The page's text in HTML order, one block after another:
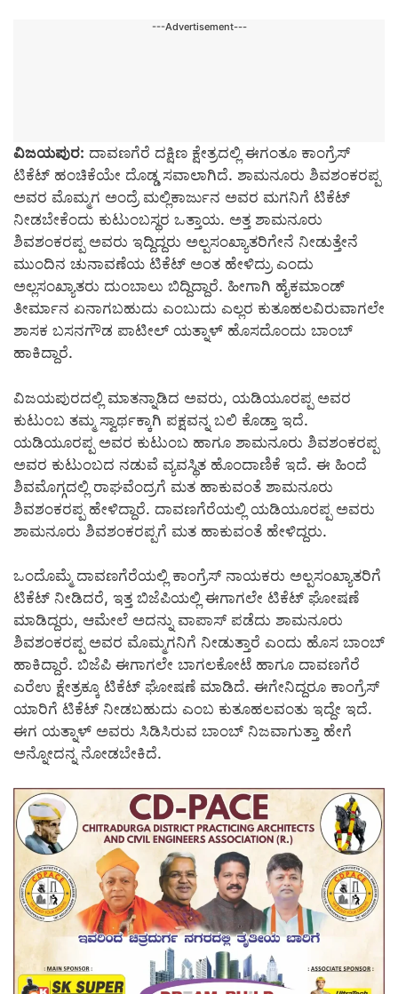
---Advertisement---
ವಿಜಯಪುರ: ದಾವಣಗೆರೆ ದಕ್ಷಿಣ ಕ್ಷೇತ್ರದಲ್ಲಿ ಈಗಂತೂ ಕಾಂಗ್ರೆಸ್
ಟಿಕೆಟ್ ಹಂಚಿಕೆಯೇ ದೊಡ್ಡ ಸವಾಲಾಗಿದೆ. ಶಾಮನೂರು ಶಿವಶಂಕರಪ್ಪ
ಅವರ ಮೊಮ್ಮಗ ಅಂದ್ರೆ ಮಲ್ಲಿಕಾರ್ಜುನ ಅವರ ಮಗನಿಗೆ ಟಿಕೆಟ್
ನೀಡಬೇಕೆಂದು ಕುಟುಂಬಸ್ಥರ ಒತ್ತಾಯ. ಅತ್ತ ಶಾಮನೂರು
ಶಿವಶಂಕರಪ್ಪ ಅವರು ಇದ್ದಿದ್ದರು ಅಲ್ಪಸಂಖ್ಯಾತರಿಗೇನೆ ನೀಡುತ್ತೇನೆ
ಮುಂದಿನ ಚುನಾವಣೆಯ ಟಿಕೆಟ್ ಅಂತ ಹೇಳಿದ್ರು ಎಂದು
ಅಲ್ಲಸಂಖ್ಯಾತರು ದುಂಬಾಲು ಬಿದ್ದಿದ್ದಾರೆ. ಹೀಗಾಗಿ ಹೈಕಮಾಂಡ್
ತೀರ್ಮಾನ ಏನಾಗಬಹುದು ಎಂಬುದು ಎಲ್ಲರ ಕುತೂಹಲವಿರುವಾಗಲೇ
ಶಾಸಕ ಬಸನಗೌಡ ಪಾಟೀಲ್ ಯತ್ನಾಳ್ ಹೊಸದೊಂದು ಬಾಂಬ್
ಹಾಕಿದ್ದಾರೆ.
ವಿಜಯಪುರದಲ್ಲಿ ಮಾತನ್ನಾಡಿದ ಅವರು, ಯಡಿಯೂರಪ್ಪ ಅವರ
ಕುಟುಂಬ ತಮ್ಮ ಸ್ವಾರ್ಥಕ್ಕಾಗಿ ಪಕ್ಷವನ್ನ ಬಲಿ ಕೊಡ್ತಾ ಇದೆ.
ಯಡಿಯೂರಪ್ಪ ಅವರ ಕುಟುಂಬ ಹಾಗೂ ಶಾಮನೂರು ಶಿವಶಂಕರಪ್ಪ
ಅವರ ಕುಟುಂಬದ ನಡುವೆ ವ್ಯವಸ್ಥಿತ ಹೊಂದಾಣಿಕೆ ಇದೆ. ಈ ಹಿಂದೆ
ಶಿವಮೊಗ್ಗದಲ್ಲಿ ರಾಘವೆಂದ್ರಗೆ ಮತ ಹಾಕುವಂತೆ ಶಾಮನೂರು
ಶಿವಶಂಕರಪ್ಪ ಹೇಳಿದ್ದಾರೆ. ದಾವಣಗೆರೆಯಲ್ಲಿ ಯಡಿಯೂರಪ್ಪ ಅವರು
ಶಾಮನೂರು ಶಿವಶಂಕರಪ್ಪಗೆ ಮತ ಹಾಕುವಂತೆ ಹೇಳಿದ್ದರು.
ಒಂದೊಮ್ಮೆ ದಾವಣಗೆರೆಯಲ್ಲಿ ಕಾಂಗ್ರೆಸ್ ನಾಯಕರು ಅಲ್ಪಸಂಖ್ಯಾತರಿಗೆ
ಟಿಕೆಟ್ ನೀಡಿದರೆ, ಇತ್ತ ಬಿಜೆಪಿಯಲ್ಲಿ ಈಗಾಗಲೇ ಟಿಕೆಟ್ ಘೋಷಣೆ
ಮಾಡಿದ್ದರು, ಆಮೇಲೆ ಅದನ್ನು ವಾಪಾಸ್ ಪಡೆದು ಶಾಮನೂರು
ಶಿವಶಂಕರಪ್ಪ ಅವರ ಮೊಮ್ಮಗನಿಗೆ ನೀಡುತ್ತಾರೆ ಎಂದು ಹೊಸ ಬಾಂಬ್
ಹಾಕಿದ್ದಾರೆ. ಬಿಜೆಪಿ ಈಗಾಗಲೇ ಬಾಗಲಕೋಟೆ ಹಾಗೂ ದಾವಣಗೆರೆ
ಎರೆಉ ಕ್ಷೇತ್ರಕ್ಕೂ ಟಿಕೆಟ್ ಘೋಷಣೆ ಮಾಡಿದೆ. ಈಗೇನಿದ್ದರೂ ಕಾಂಗ್ರೆಸ್
ಯಾರಿಗೆ ಟಿಕೆಟ್ ನೀಡಬಹುದು ಎಂಬ ಕುತೂಹಲವಂತು ಇದ್ದೇ ಇದೆ.
ಈಗ ಯತ್ನಾಳ್ ಅವರು ಸಿಡಿಸಿರುವ ಬಾಂಬ್ ನಿಜವಾಗುತ್ತಾ ಹೇಗೆ
ಅನ್ನೋದನ್ನ ನೋಡಬೇಕಿದೆ.